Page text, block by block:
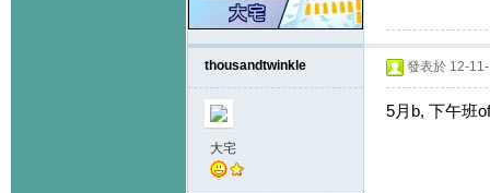
thousandtwinkle
大宅
發表於 12-
5月b, 下午班